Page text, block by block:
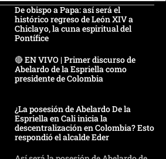
De obispo a Papa: así será el
histórico regreso de León XIV a
Chiclayo, la cuna espiritual del
Pontífice
🔴 EN VIVO | Primer discurso de
Abelardo de la Espriella como
presidente de Colombia
¿La posesión de Abelardo De la
Espriella en Cali inicia la
descentralización en Colombia? Esto
respondió el alcalde Eder